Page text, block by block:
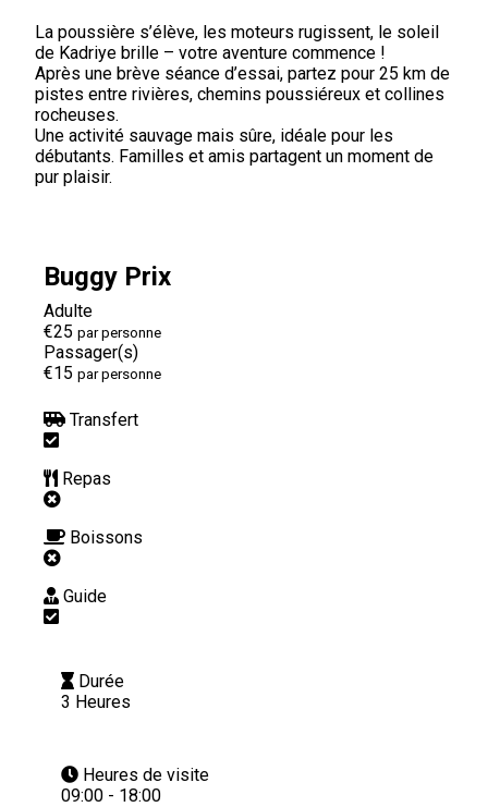
La poussière s’élève, les moteurs rugissent, le soleil
de Kadriye brille – votre aventure commence !
Après une brève séance d’essai, partez pour 25 km de
pistes entre rivières, chemins poussiéreux et collines
rocheuses.
Une activité sauvage mais sûre, idéale pour les
débutants. Familles et amis partagent un moment de
pur plaisir.
Buggy Prix
Adulte
€25 par personne
Passager(s)
€15 par personne
Transfert
Repas
Boissons
Guide
Durée
3 Heures
Heures de visite
09:00 - 18:00